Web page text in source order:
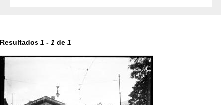
Resultados 1 - 1 de 1